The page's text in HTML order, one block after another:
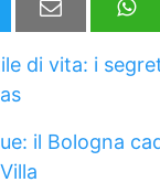
di vita: i
il Bologna